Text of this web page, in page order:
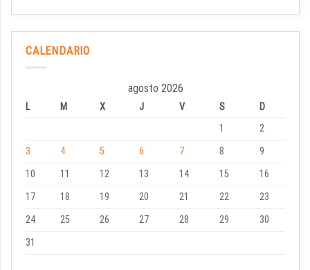
CALENDARIO
agosto 2026
L M X J V S
D
1
2
3
4 5 6 7 8
9
10
11 12 13 14 15
16
17
18 19 20 21 22
23
24
25 26 27 28 29
30
31